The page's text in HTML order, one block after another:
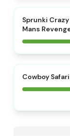
Sprunki
Mans
Cowboy